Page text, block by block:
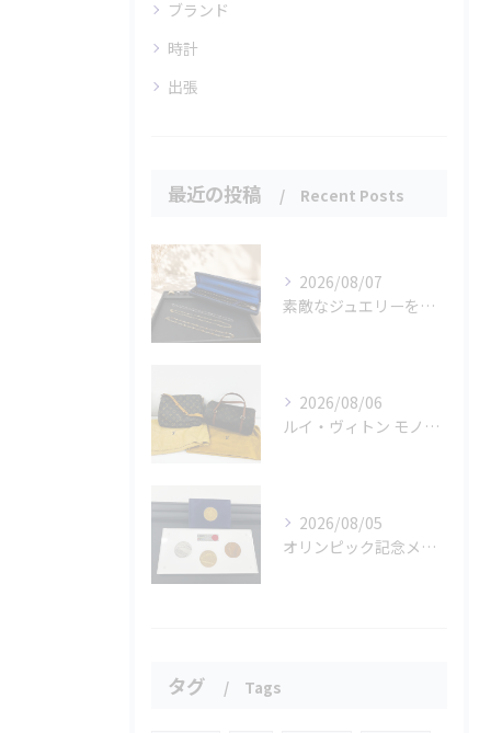
ブランド
時計
出張
最近の投稿 Recent Posts
2026/08/07
素敵なジュエリーをたくさんお買取りさせていただきました✨
2026/08/06
ルイ・ヴィトン モノグラムバッグ2点をお買取させていただきました✨
2026/08/05
オリンピック記念メダルとメイプルリーフコインをお買取りさせていただきました🏅✨
タグ Tags